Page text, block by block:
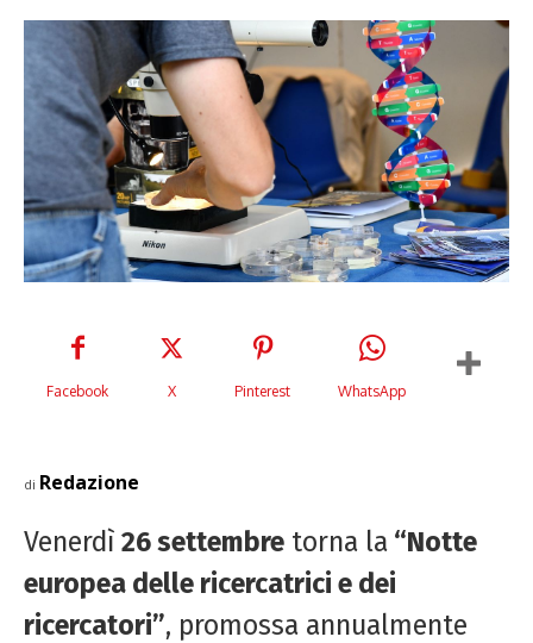
Facebook X Pinterest WhatsApp
di Redazione
Venerdì 26 settembre torna la “Notte
europea delle ricercatrici e dei
ricercatori”, promossa annualmente